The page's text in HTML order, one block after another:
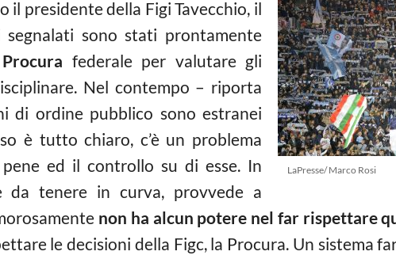
LaPresse/ Marco Rosi
il presidente della Figi Tavecchio, il
sono stati prontamente
federale per valutare gli
Nel contempo – riporta
di ordine pubblico sono estranei
è tutto chiaro, c’è un problema
ed il controllo su di esse. In
tenere in curva, provvede a
non ha alcun potere nel far rispettare
le decisioni della Figc, la Procura. Un sistema